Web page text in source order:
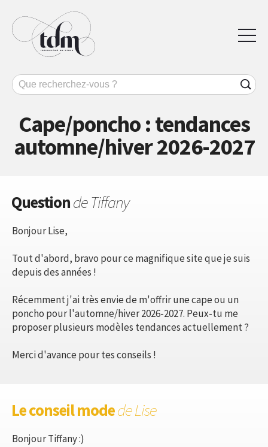
Cape/poncho : tendances
automne/hiver 2026-2027
Questionde Tiffany
Bonjour Lise,
Tout d'abord, bravo pour ce magnifique site que je suis
depuis des années !
Récemment j'ai très envie de m'offrir une cape ou un
poncho pour l'automne/hiver 2026-2027. Peux-tu me
proposer plusieurs modèles tendances actuellement ?
Merci d'avance pour tes conseils !
Le conseil modede Lise
Bonjour Tiffany :)